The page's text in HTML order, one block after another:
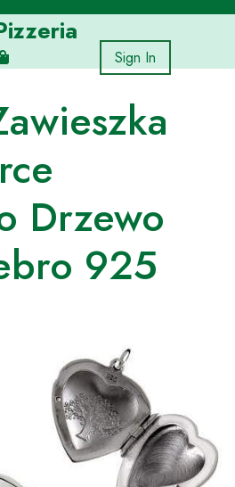
Sign In
Drzewo
925